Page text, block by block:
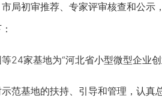
局初审推荐、专家评审核查和公
家基地为“河北省小型微型企业创
基地的扶持、引导和管理，认真